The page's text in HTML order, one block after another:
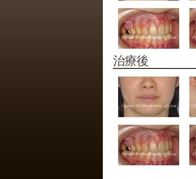
治療後